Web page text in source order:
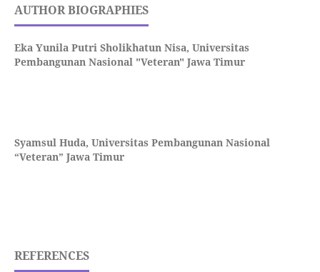
AUTHOR BIOGRAPHIES
Eka Yunila Putri Sholikhatun Nisa, Universitas
Pembangunan Nasional "Veteran" Jawa Timur
Syamsul Huda, Universitas Pembangunan Nasional
“Veteran” Jawa Timur
REFERENCES